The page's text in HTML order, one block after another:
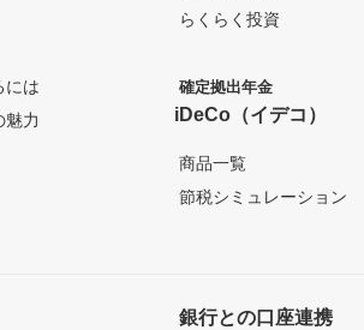
には
魅力
らくらく投資
確定拠出年金
iDeCo（イデコ）
商品一覧
節税シミュレーション
銀行との口座連携